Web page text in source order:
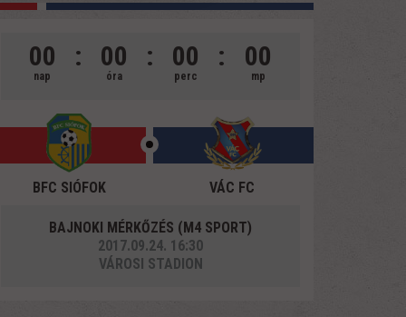
00
nap
: 00
óra
: 00
perc
: 00
mp
BFC SIÓFOK VÁC FC
BAJNOKI MÉRKŐZÉS (M4 SPORT)
2017.09.24. 16:30
VÁROSI STADION